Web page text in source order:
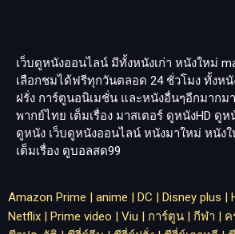
เว็บดูหนังออนไลน์ มีทั้งหนังเก่า หนังใหม่
เลือกชมได้ฟรีทุกวันตลอด 24 ชั่วโมง ทั้งห
ฝรั่ง การ์ตูนอนิเมชั่น และหนังอื่นๆอีกมากม
พากย์ไทย เต็มเรื่อง มาสเตอร์ ดูหนังHD ดู
ดูหนัง เว็บดูหนังออนไลน์ หนังมาใหม่ หนังใ
เต็มเรื่อง ดูบอลสด99
Amazon Prime | anime | DC | Disney plus |
Netflix | Prime video | Viu | การ์ตูน | กีฬา | ค